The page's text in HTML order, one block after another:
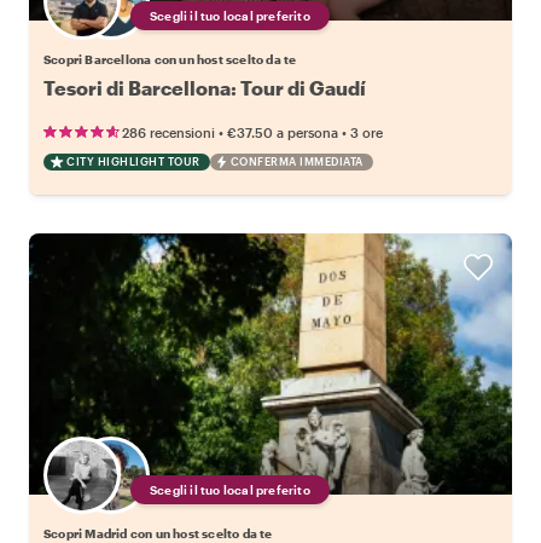
Scegli il tuo local preferito
Scopri Barcellona con un host scelto da te
Tesori di Barcellona: Tour di Gaudí
286 recensioni • €37.50 a persona • 3 ore
CITY HIGHLIGHT TOUR CONFERMA IMMEDIATA
Scegli il tuo local preferito
Scopri Madrid con un host scelto da te